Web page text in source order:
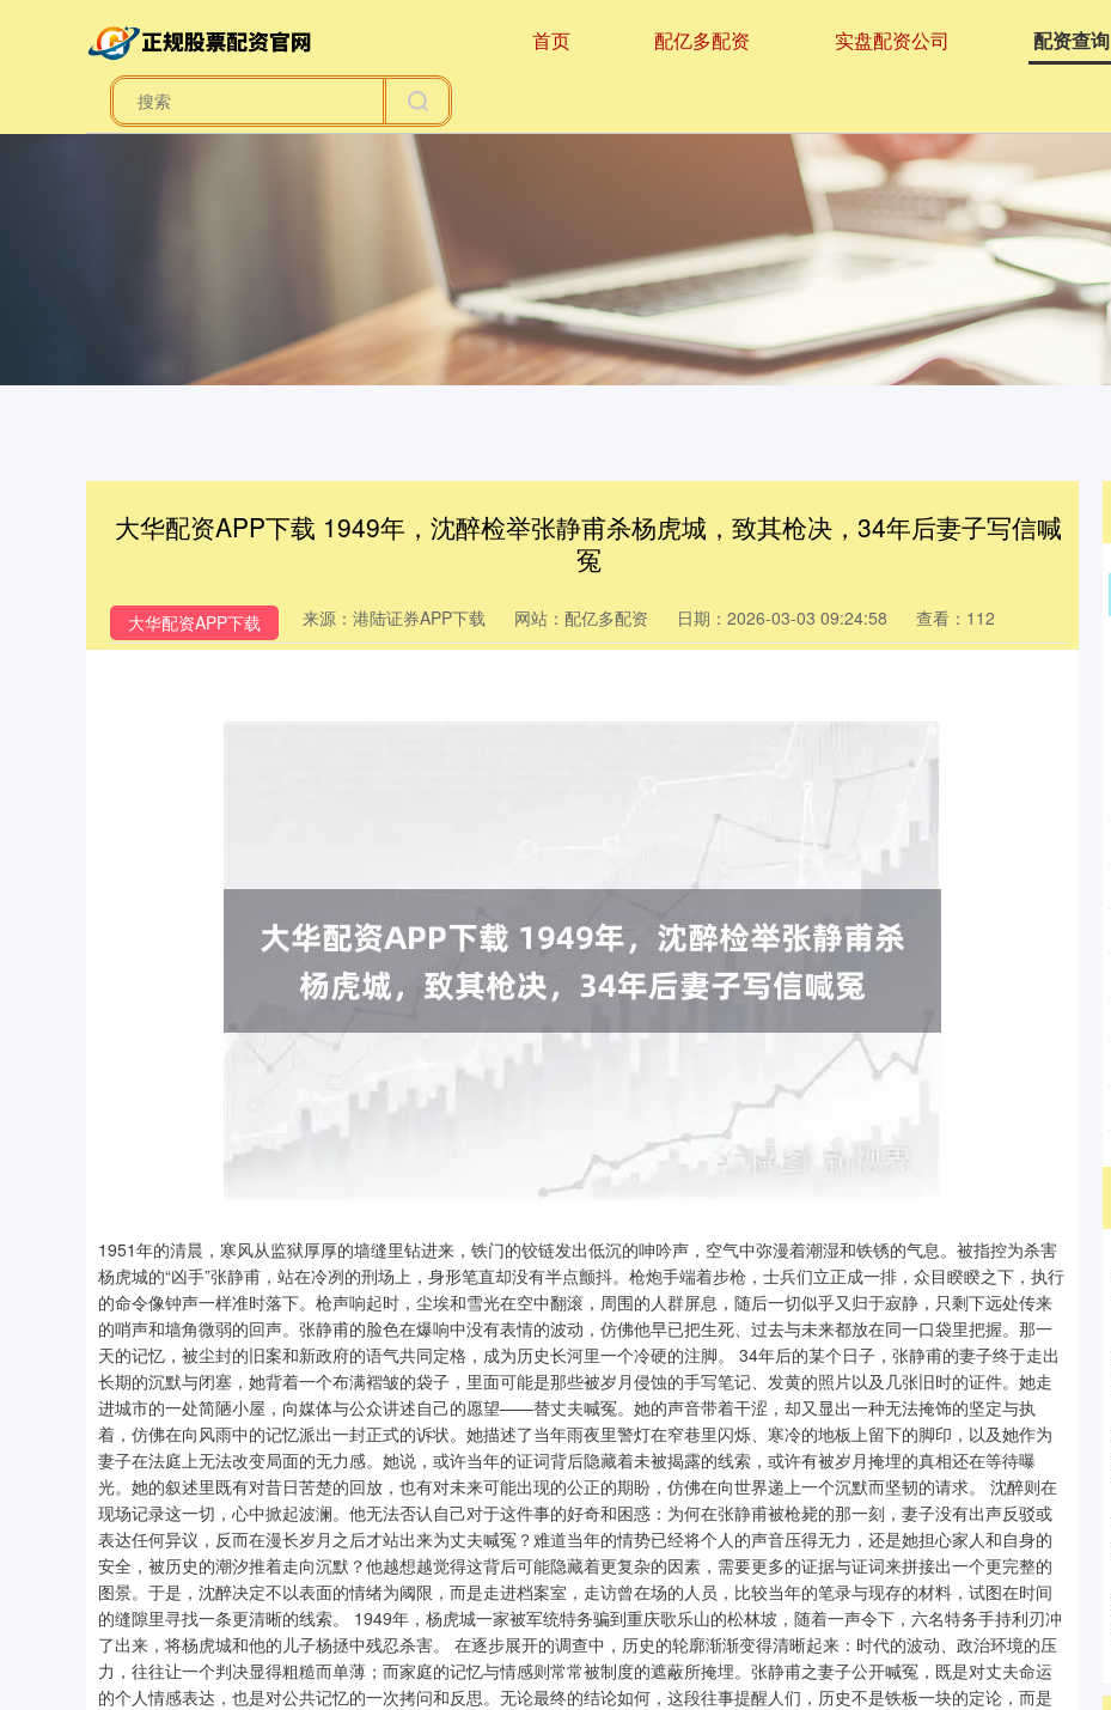
首页 配亿多配资 实盘配资公司 配资查询
大华配资APP下载 1949年，沈醉检举张静甫杀杨虎城，致其枪决，34年后妻子写信喊
冤
大华配资APP下载 来源：港陆证券APP下载 网站：配亿多配资 日期：2026-03-03 09:24:58 查看：112
1951年的清晨，寒风从监狱厚厚的墙缝里钻进来，铁门的铰链发出低沉的呻吟声，空气中弥漫着潮湿和铁锈的气息。被指控为杀害
杨虎城的“凶手”张静甫，站在冷冽的刑场上，身形笔直却没有半点颤抖。枪炮手端着步枪，士兵们立正成一排，众目睽睽之下，执行
的命令像钟声一样准时落下。枪声响起时，尘埃和雪光在空中翻滚，周围的人群屏息，随后一切似乎又归于寂静，只剩下远处传来
的哨声和墙角微弱的回声。张静甫的脸色在爆响中没有表情的波动，仿佛他早已把生死、过去与未来都放在同一口袋里把握。那一
天的记忆，被尘封的旧案和新政府的语气共同定格，成为历史长河里一个冷硬的注脚。 34年后的某个日子，张静甫的妻子终于走出
长期的沉默与闭塞，她背着一个布满褶皱的袋子，里面可能是那些被岁月侵蚀的手写笔记、发黄的照片以及几张旧时的证件。她走
进城市的一处简陋小屋，向媒体与公众讲述自己的愿望——替丈夫喊冤。她的声音带着干涩，却又显出一种无法掩饰的坚定与执
着，仿佛在向风雨中的记忆派出一封正式的诉状。她描述了当年雨夜里警灯在窄巷里闪烁、寒冷的地板上留下的脚印，以及她作为
妻子在法庭上无法改变局面的无力感。她说，或许当年的证词背后隐藏着未被揭露的线索，或许有被岁月掩埋的真相还在等待曝
光。她的叙述里既有对昔日苦楚的回放，也有对未来可能出现的公正的期盼，仿佛在向世界递上一个沉默而坚韧的请求。 沈醉则在
现场记录这一切，心中掀起波澜。他无法否认自己对于这件事的好奇和困惑：为何在张静甫被枪毙的那一刻，妻子没有出声反驳或
表达任何异议，反而在漫长岁月之后才站出来为丈夫喊冤？难道当年的情势已经将个人的声音压得无力，还是她担心家人和自身的
安全，被历史的潮汐推着走向沉默？他越想越觉得这背后可能隐藏着更复杂的因素，需要更多的证据与证词来拼接出一个更完整的
图景。于是，沈醉决定不以表面的情绪为阈限，而是走进档案室，走访曾在场的人员，比较当年的笔录与现存的材料，试图在时间
的缝隙里寻找一条更清晰的线索。 1949年，杨虎城一家被军统特务骗到重庆歌乐山的松林坡，随着一声令下，六名特务手持利刃冲
了出来，将杨虎城和他的儿子杨拯中残忍杀害。 在逐步展开的调查中，历史的轮廓渐渐变得清晰起来：时代的波动、政治环境的压
力，往往让一个判决显得粗糙而单薄；而家庭的记忆与情感则常常被制度的遮蔽所掩埋。张静甫之妻子公开喊冤，既是对丈夫命运
的个人情感表达，也是对公共记忆的一次拷问和反思。无论最终的结论如何，这段往事提醒人们，历史不是铁板一块的定论，而是